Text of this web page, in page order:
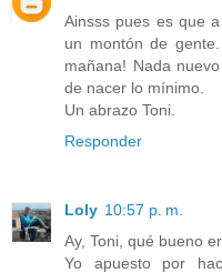
Ainsss pues es que
un montón de
mañana! Nada
de nacer lo mínimo.
Un abrazo Toni.
Responder
Loly 10:57 p. m.
Ay, Toni, qué bueno
Yo apuesto por